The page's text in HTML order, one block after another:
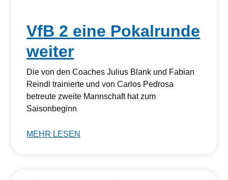
VfB 2 eine Pokalrunde
weiter
Die von den Coaches Julius Blank und Fabian
Reindl trainierte und von Carlos Pedrosa
betreute zweite Mannschaft hat zum
Saisonbeginn
MEHR LESEN